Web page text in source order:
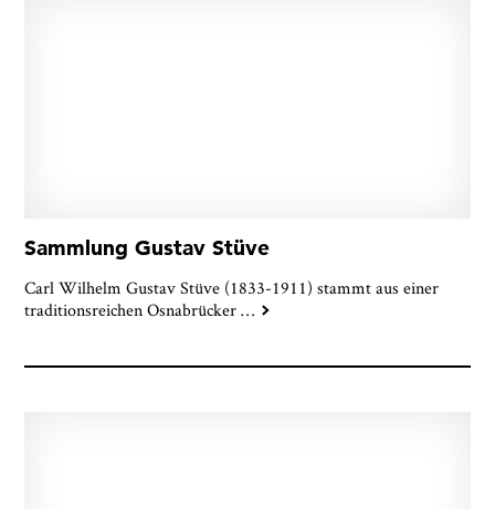
Sammlung Gustav Stüve
Carl Wilhelm Gustav Stüve (1833-1911) stammt aus einer
traditionsreichen Osnabrücker…